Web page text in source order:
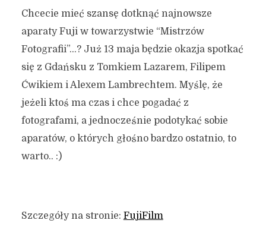
Chcecie mieć szansę dotknąć najnowsze
aparaty Fuji w towarzystwie “Mistrzów
Fotografii”…? Już 13 maja będzie okazja spotkać
się z Gdańsku z Tomkiem Lazarem, Filipem
Ćwikiem i Alexem Lambrechtem. Myślę, że
jeżeli ktoś ma czas i chce pogadać z
fotografami, a jednocześnie podotykać sobie
aparatów, o których głośno bardzo ostatnio, to
warto.. :)
Szczegóły na stronie: FujiFilm